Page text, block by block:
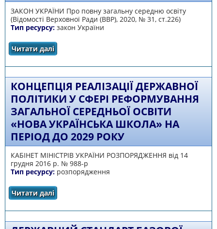
ЗАКОН УКРАЇНИ Про повну загальну середню освіту
(Відомості Верховної Ради (ВВР), 2020, № 31, ст.226)
Тип ресурсу: закон України
Читати далі
КОНЦЕПЦІЯ РЕАЛІЗАЦІЇ ДЕРЖАВНОЇ
ПОЛІТИКИ У СФЕРІ РЕФОРМУВАННЯ
ЗАГАЛЬНОЇ СЕРЕДНЬОЇ ОСВІТИ
«НОВА УКРАЇНСЬКА ШКОЛА» НА
ПЕРІОД ДО 2029 РОКУ
КАБІНЕТ МІНІСТРІВ УКРАЇНИ РОЗПОРЯДЖЕННЯ від 14
грудня 2016 р. № 988-р
Тип ресурсу: розпорядження
Читати даліпро Концепція реалізації державної політики
освіти «Нова українська школа» на період